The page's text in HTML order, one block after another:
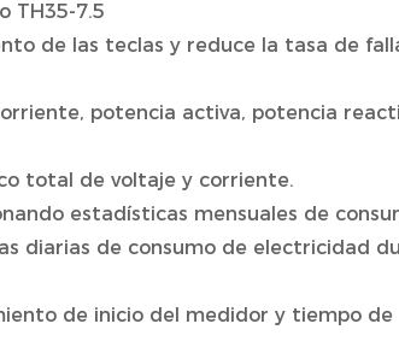
TH35-7.5
de las teclas y reduce la tasa de
potencia activa, potencia
total de voltaje y corriente.
estadísticas mensuales de
diarias de consumo de electricidad
de inicio del medidor y tiempo de